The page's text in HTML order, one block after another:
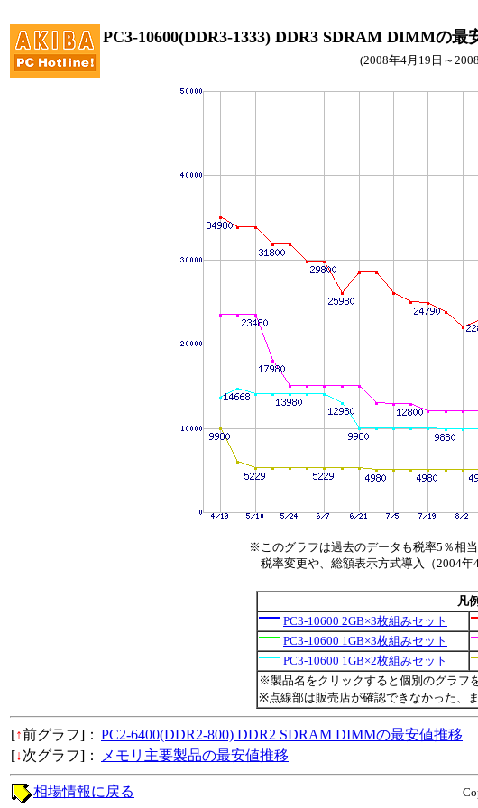
PC3-10600(DDR3-1333) DDR3 SDRAM DIMMの最
(2008年4月19日～
※このグラフは過去のデータも税率5％相
税率変更や、総額表示方式導入（2004年
凡例
PC3-10600 2GB×3枚組みセット
PC3-10600 1GB×3枚組みセット
PC3-10600 1GB×2枚組みセット
※製品名をクリックすると個別のグラフ
※点線部は販売店が確認できなかった、
[↑前グラフ]： PC2-6400(DDR2-800) DDR2 SDRAM DIMMの最安値推移
[↓次グラフ]： メモリ主要製品の最安値推移
相場情報に戻る